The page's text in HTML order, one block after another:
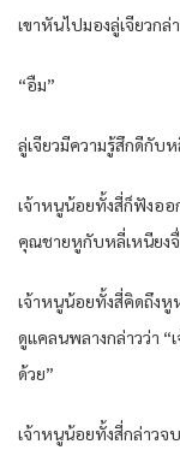
เขาหันไปมองลู่เจียวกล่
“อืม”
ลู่เจียวมีความรู้สึกดีกับ
เจ้าหนูน้อยทั้งสี่ก็ฟังออ
คุณชายหูกับหลี่เหนียงจื่
เจ้าหนูน้อยทั้งสี่คิดถึงหู
ดูแคลนพลางกล่าวว่า “
ด้วย”
เจ้าหนูน้อยทั้งสี่กล่าว